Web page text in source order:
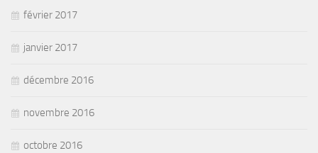
février 2017
janvier 2017
décembre 2016
novembre 2016
octobre 2016